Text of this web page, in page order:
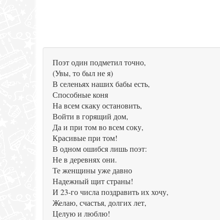
Поэт один подметил точно,
(Увы, то был не я)
В селеньях наших бабы есть,
Способные коня
На всем скаку остановить,
Войти в горящий дом,
Да и при том во всем соку,
Красивые при том!
В одном ошибся лишь поэт:
Не в деревнях они.
Те женщины уже давно
Надежный щит страны!
И 23-го числа поздравить их хочу,
Желаю, счастья, долгих лет,
Целую и люблю!